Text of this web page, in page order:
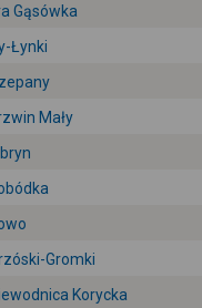
Gąsówka
Łynki
Mały
Gromki
Korycka